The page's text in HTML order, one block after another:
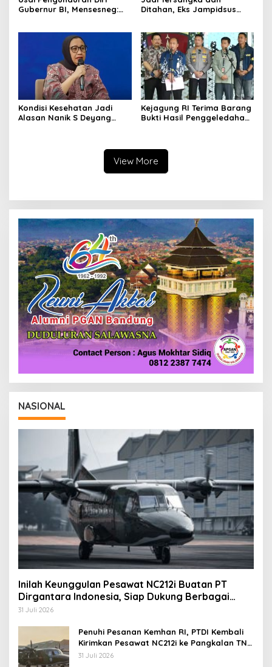
Gubernur BI, Mensesneg:
Ditahan, Eks Jampidsus
Kondisi Kesehatan Jadi
Alasan Nanik S Deyang
Kejagung RI Terima Barang
Bukti Hasil Penggeledahan
View More
NASIONAL
Inilah Keunggulan Pesawat NC212i Buatan PT
Dirgantara Indonesia, Siap Dukung Berbagai
Operasi TNI
31 Juli 2026
Penuhi Pesanan Kemhan RI, PTDI Kembali
Kirimkan Pesawat NC212i ke Pangkalan TNI
AU
31 Juli 2026